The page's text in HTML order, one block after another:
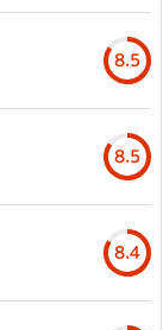
8.5
8.5
8.4